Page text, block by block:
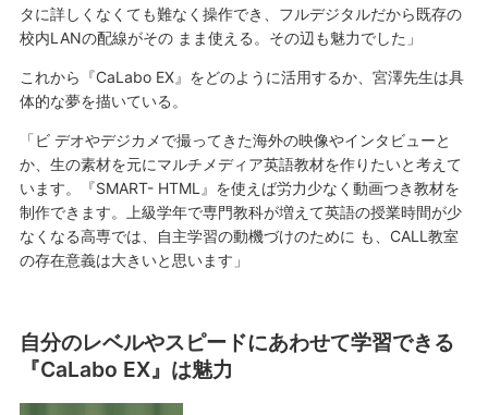
タに詳しくなくても難なく操作でき、フルデジタルだから既存の
校内LANの配線がその まま使える。その辺も魅力でした」
これから『CaLabo EX』をどのように活用するか、宮澤先生は具
体的な夢を描いている。
「ビ デオやデジカメで撮ってきた海外の映像やインタビューと
か、生の素材を元にマルチメディア英語教材を作りたいと考えて
います。『SMART- HTML』を使えば労力少なく動画つき教材を
制作できます。上級学年で専門教科が増えて英語の授業時間が少
なくなる高専では、自主学習の動機づけのために も、CALL教室
の存在意義は大きいと思います」
自分のレベルやスピードにあわせて学習できる
『CaLabo EX』は魅力